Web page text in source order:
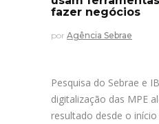
fazer negócios
por Agência Sebrae
Pesquisa do Sebrae e
digitalização das MPE
resultado desde o